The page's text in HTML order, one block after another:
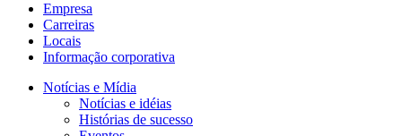
Empresa
Carreiras
Locais
Informação corporativa
Notícias e Mídia
Notícias e idéias
Histórias de sucesso